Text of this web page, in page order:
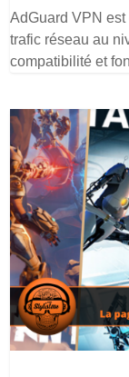
AdGuard VPN
trafic réseau au
compatibilité et